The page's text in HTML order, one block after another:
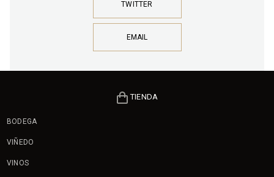
TWITTER
EMAIL
TIENDA
BODEGA
VIÑEDO
VINOS